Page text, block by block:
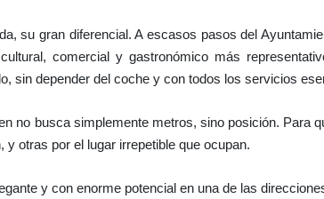
su gran diferencial. A escasos pasos del
comercial y gastronómico más
sin depender del coche y con todos los servicios
no busca simplemente metros, sino posición. Para
y otras por el lugar irrepetible que ocupan.
y con enorme potencial en una de las